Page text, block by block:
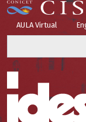
Top Menu
AULA Virtual
Menú